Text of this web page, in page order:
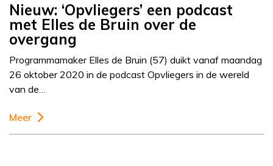
Nieuw: ‘Opvliegers’ een podcast
met Elles de Bruin over de
overgang
Programmamaker Elles de Bruin (57) duikt vanaf maandag
26 oktober 2020 in de podcast Opvliegers in de wereld
van de…
Meer